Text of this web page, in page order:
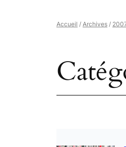
Accueil / Archives /